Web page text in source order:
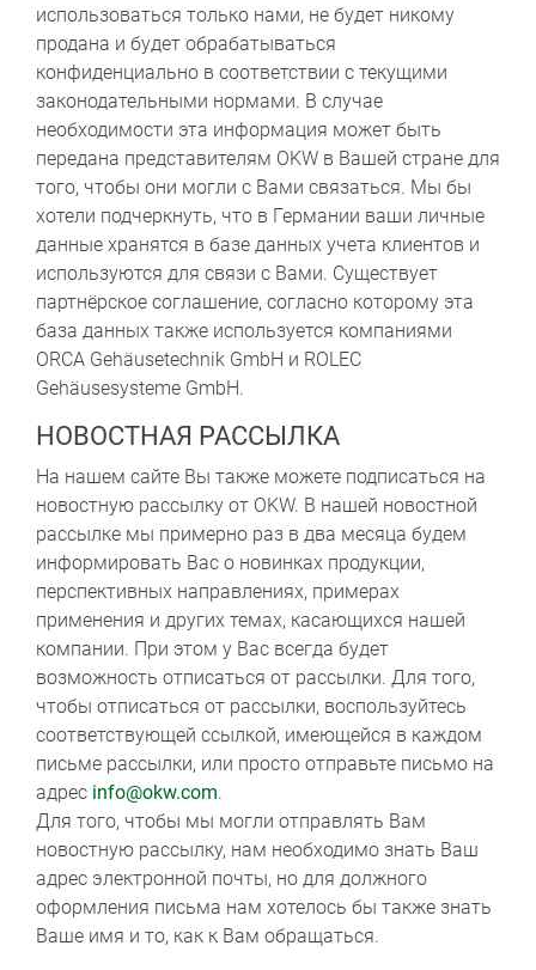
использоваться только нами, не будет никому
продана и будет обрабатываться
конфиденциально в соответствии с текущими
законодательными нормами. В случае
необходимости эта информация может быть
передана представителям OKW в Вашей стране для
того, чтобы они могли с Вами связаться. Мы бы
хотели подчеркнуть, что в Германии ваши личные
данные хранятся в базе данных учета клиентов и
используются для связи с Вами. Существует
партнёрское соглашение, согласно которому эта
база данных также используется компаниями
ORCA Gehäusetechnik GmbH и ROLEC
Gehäusesysteme GmbH.
НОВОСТНАЯ РАССЫЛКА
На нашем сайте Вы также можете подписаться на
новостную рассылку от OKW. В нашей новостной
рассылке мы примерно раз в два месяца будем
информировать Вас о новинках продукции,
перспективных направлениях, примерах
применения и других темах, касающихся нашей
компании. При этом у Вас всегда будет
возможность отписаться от рассылки. Для того,
чтобы отписаться от рассылки, воспользуйтесь
соответствующей ссылкой, имеющейся в каждом
письме рассылки, или просто отправьте письмо на
адрес info@okw.com.
Для того, чтобы мы могли отправлять Вам
новостную рассылку, нам необходимо знать Ваш
адрес электронной почты, но для должного
оформления письма нам хотелось бы также знать
Ваше имя и то, как к Вам обращаться.